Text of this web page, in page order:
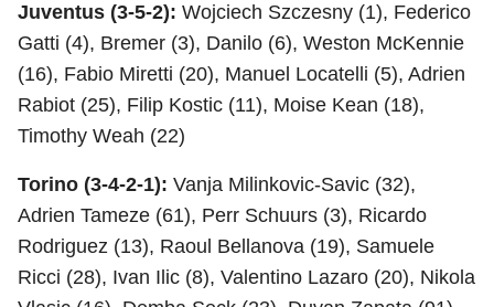
Juventus (3-5-2): Wojciech Szczesny (1), Federico
Gatti (4), Bremer (3), Danilo (6), Weston McKennie
(16), Fabio Miretti (20), Manuel Locatelli (5), Adrien
Rabiot (25), Filip Kostic (11), Moise Kean (18),
Timothy Weah (22)
Torino (3-4-2-1): Vanja Milinkovic-Savic (32),
Adrien Tameze (61), Perr Schuurs (3), Ricardo
Rodriguez (13), Raoul Bellanova (19), Samuele
Ricci (28), Ivan Ilic (8), Valentino Lazaro (20), Nikola